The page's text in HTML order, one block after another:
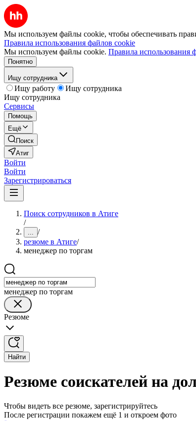
Мы используем файлы cookie, чтобы обеспечивать
Правила использования файлов cookie
Мы используем файлы cookie. Правила использования
Понятно
Ищу сотрудника
Ищу работу
Ищу сотрудника
Ищу сотрудника
Сервисы
Помощь
Ещё
Поиск
Атиг
Войти
Войти
Зарегистрироваться
Поиск сотрудников в Атиге
/
... /
резюме в Атиге/
менеджер по торгам
менеджер по торгам
Резюме
Найти
Резюме соискателей на
Чтобы видеть все резюме, зарегистрируйтесь
После регистрации покажем ещё 1 и откроем фото